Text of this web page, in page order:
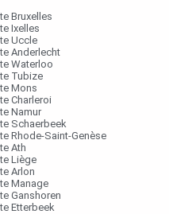
Bruxelles
Ixelles
Uccle
Anderlecht
Waterloo
Tubize
Mons
Charleroi
Namur
Schaerbeek
Rhode-Saint-Genèse
Ath
Liège
Arlon
Manage
Ganshoren
Etterbeek